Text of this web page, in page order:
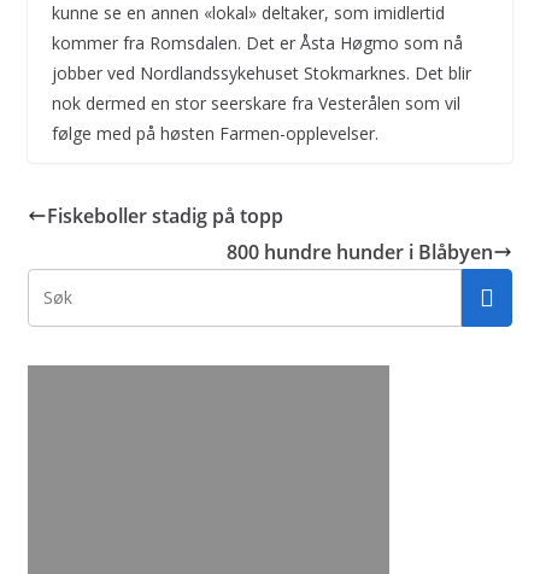
kunne se en annen «lokal» deltaker, som imidlertid
kommer fra Romsdalen. Det er Åsta Høgmo som nå
jobber ved Nordlandssykehuset Stokmarknes. Det blir
nok dermed en stor seerskare fra Vesterålen som vil
følge med på høsten Farmen-opplevelser.
Fiskeboller stadig på topp
800 hundre hunder i Blåbyen